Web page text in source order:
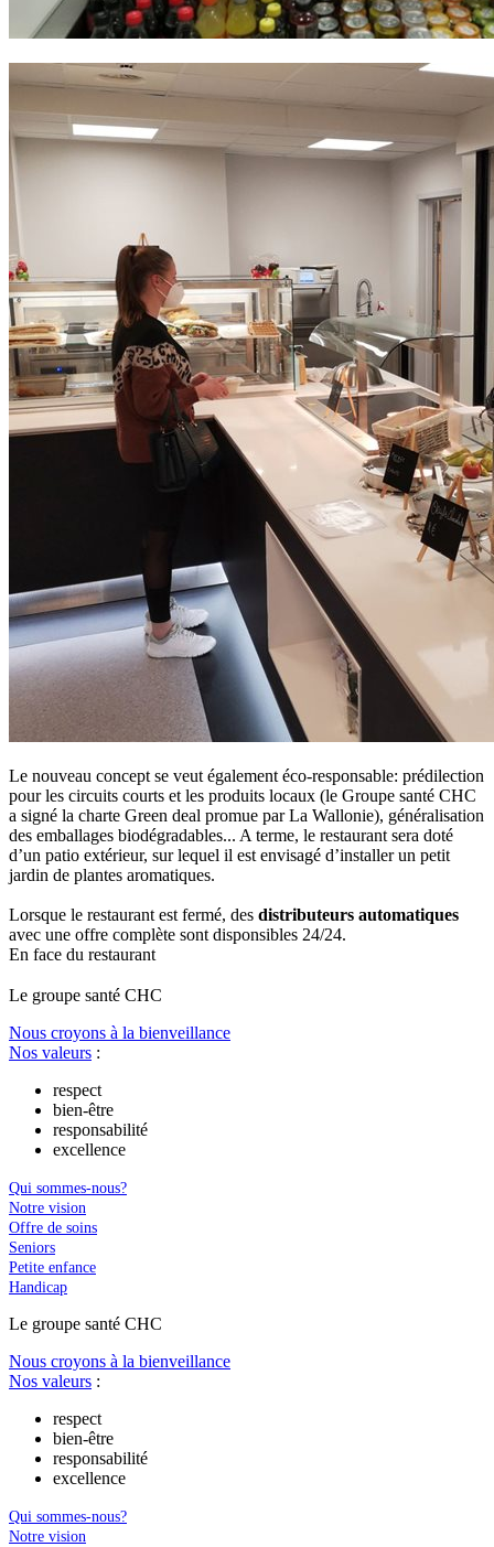
Le nouveau concept se veut également éco-responsable: prédilection
pour les circuits courts et les produits locaux (le Groupe santé CHC
a signé la charte Green deal promue par La Wallonie), généralisation
des emballages biodégradables... A terme, le restaurant sera doté
d’un patio extérieur, sur lequel il est envisagé d’installer un petit
jardin de plantes aromatiques.
Lorsque le restaurant est fermé, des distributeurs automatiques
avec une offre complète sont disponsibles 24/24.
En face du restaurant
Le groupe santé CHC
Nous croyons à la bienveillance
Nos valeurs :
respect
bien-être
responsabilité
excellence
Qui sommes-nous?
Notre vision
Offre de soins
Seniors
Petite enfance
Handicap
Le groupe santé CHC
Nous croyons à la bienveillance
Nos valeurs :
respect
bien-être
responsabilité
excellence
Qui sommes-nous?
Notre vision